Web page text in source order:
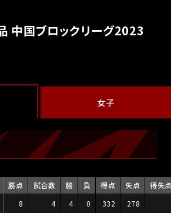
中国ブロックリーグ2023
女子
勝点 試合数 勝 負 得点 失点
得失
8 4 4 0 332 278